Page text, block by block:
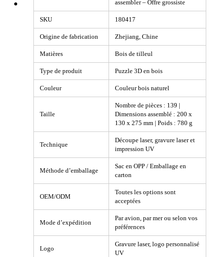
assembler – Offre grossiste
SKU 180417
Origine de fabrication Zhejiang, Chine
Matières Bois de tilleul
Type de produit Puzzle 3D en bois
Couleur Couleur bois naturel
Taille
Nombre de pièces : 139 |
Dimensions assemblé : 200 x
130 x 275 mm | Poids : 780 g
Technique
Découpe laser, gravure laser et
impression UV
Méthode d’emballage
Sac en OPP / Emballage en
carton
OEM/ODM
Toutes les options sont
acceptées
Mode d’expédition
Par avion, par mer ou selon vos
préférences
Logo
Gravure laser, logo personnalisé
UV